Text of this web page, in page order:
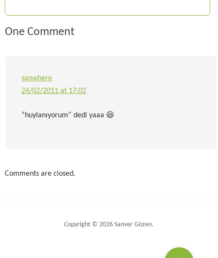
One Comment
sanwhere
24/02/2011 at 17:02
“huylanıyorum” dedi yaaa 😆
Comments are closed.
Copyright © 2026 Sanver Gözen.